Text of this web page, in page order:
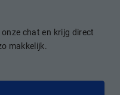
chat en krijg direct
makkelijk.